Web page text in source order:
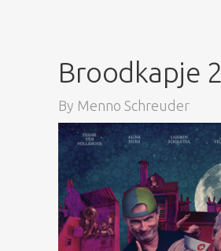
Broodkapje
By Menno Schreuder